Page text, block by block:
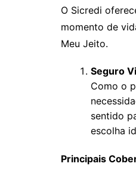
O Sicredi
momento de
Meu Jeito.
Seguro
Como o
sentido
escolha
Principais